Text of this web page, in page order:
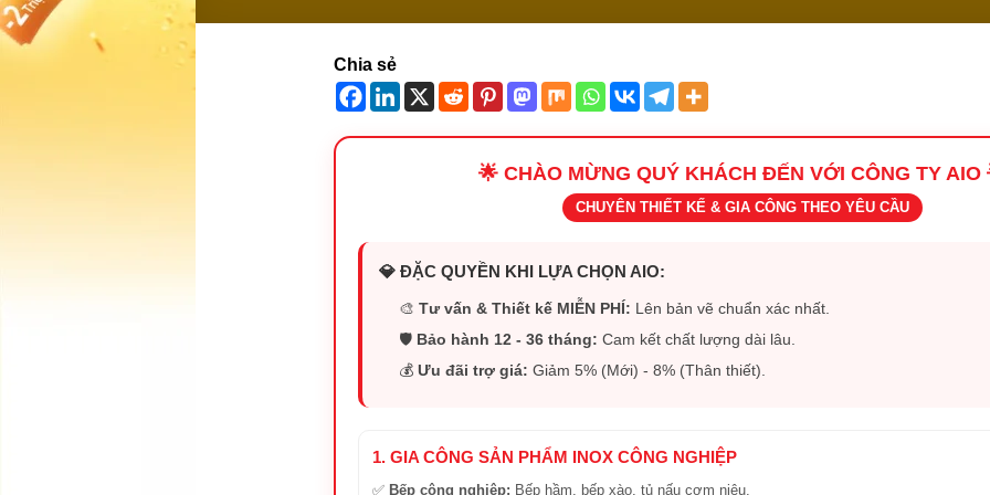
Chia sẻ
🌟 CHÀO MỪNG QUÝ KHÁCH ĐẾN VỚI CÔNG TY AIO
CHUYÊN THIẾT KẾ & GIA CÔNG THEO YÊU CẦU
💎 ĐẶC QUYỀN KHI LỰA CHỌN AIO:
🎨Tư vấn & Thiết kế MIỄN PHÍ: Lên bản vẽ chuẩn xác nhất.
🛡️ Bảo hành 12 - 36 tháng: Cam kết chất lượng dài lâu.
💰Ưu đãi trợ giá: Giảm 5% (Mới) - 8% (Thân thiết).
1. GIA CÔNG SẢN PHẨM INOX CÔNG NGHIỆP
✅ Bếp công nghiệp: Bếp hầm, bếp xào, tủ nấu cơm niêu.